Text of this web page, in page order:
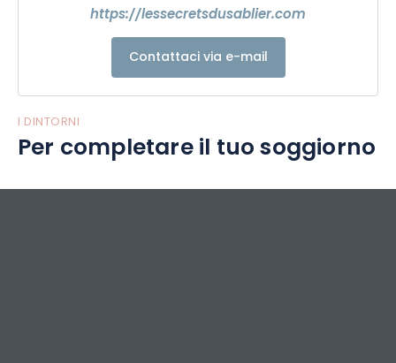
https://lessecretsdusablier.com
Contattaci via e-mail
I DINTORNI
Per completare il tuo soggiorno